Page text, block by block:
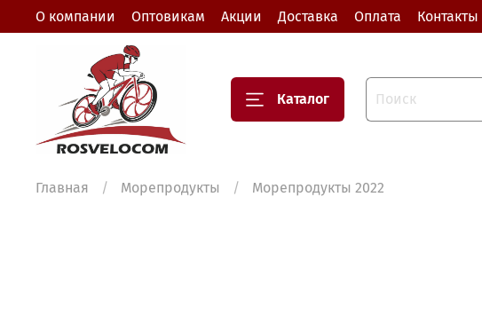
О компании Оптовикам Акции Доставка Оплата Контакты
Каталог
Главная Морепродукты Морепродукты 2022